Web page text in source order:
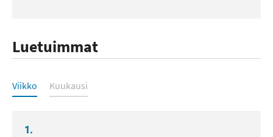
Luetuimmat
Luetuimmat
Viikko Kuukausi
1.